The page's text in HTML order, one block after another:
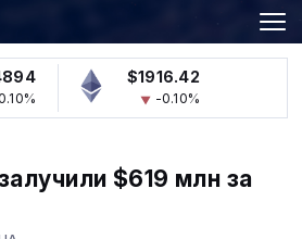
$1916.42
-0.10%
$619 млн за